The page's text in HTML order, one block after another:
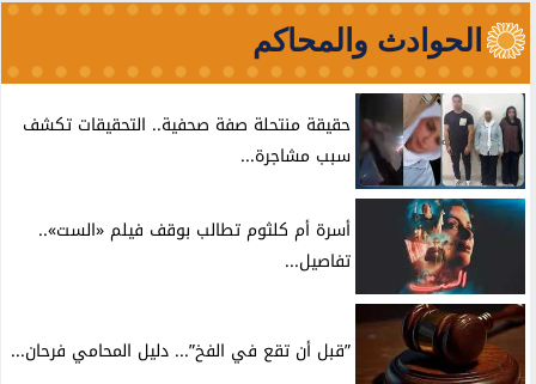
الحوادث والمحاكم
حقيقة منتحلة صفة صحفية.. التحقيقات تكشف
سبب مشاجرة...
أسرة أم كلثوم تطالب بوقف فيلم «الست»..
تفاصيل...
”قبل أن تقع في الفخ”... دليل المحامي فرحان...